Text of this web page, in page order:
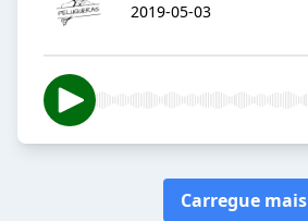
2019-05-03
Carregue mais